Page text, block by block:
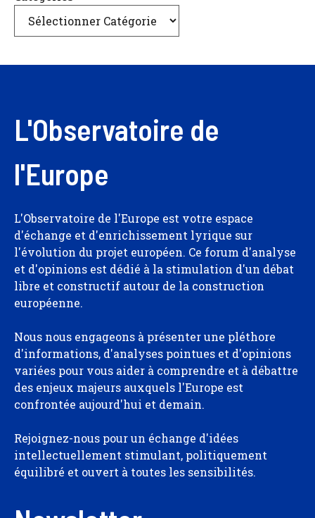
L'Observatoire de
l'Europe
L'Observatoire de l'Europe est votre espace
d'échange et d'enrichissement lyrique sur
l'évolution du projet européen. Ce forum d'analyse
et d'opinions est dédié à la stimulation d'un débat
libre et constructif autour de la construction
européenne.
Nous nous engageons à présenter une pléthore
d'informations, d'analyses pointues et d'opinions
variées pour vous aider à comprendre et à débattre
des enjeux majeurs auxquels l'Europe est
confrontée aujourd'hui et demain.
Rejoignez-nous pour un échange d'idées
intellectuellement stimulant, politiquement
équilibré et ouvert à toutes les sensibilités.